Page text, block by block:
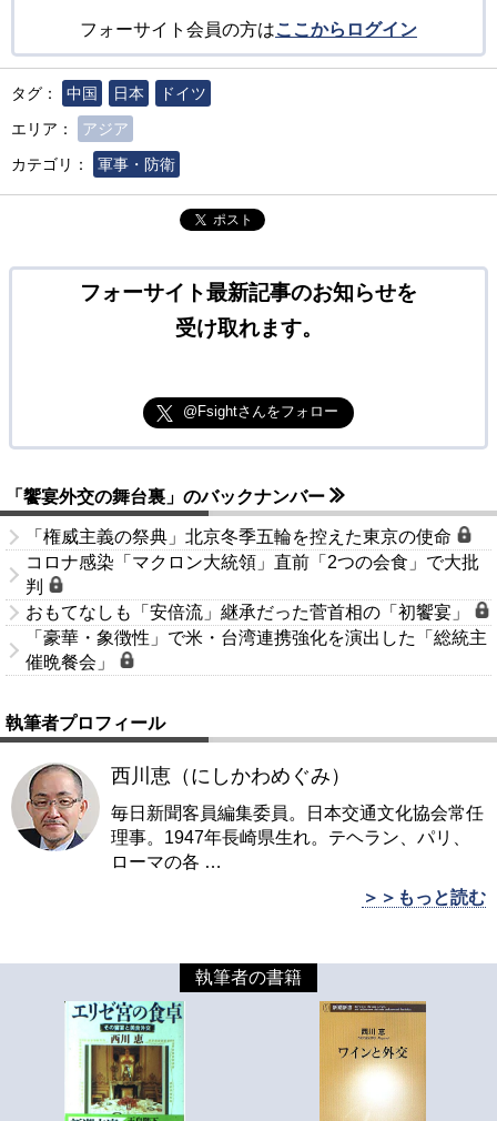
フォーサイト会員の方はここからログイン
タグ： 中国 日本
ドイツ
エリア：
アジア
カテゴリ：
軍事・防衛
ポスト
フォーサイト最新記事のお知らせを
受け取れます。
@Fsightさんをフォロー
「饗宴外交の舞台裏」のバックナンバー
「権威主義の祭典」北京冬季五輪を控えた東京の使命
コロナ感染「マクロン大統領」直前「2つの会食」で大批
判
おもてなしも「安倍流」継承だった菅首相の「初饗宴」
「豪華・象徴性」で米・台湾連携強化を演出した「総統主
催晩餐会」
執筆者プロフィール
西川恵（にしかわめぐみ）
毎日新聞客員編集委員。日本交通文化協会常任
理事。1947年長崎県生れ。テヘラン、パリ、
ローマの各 …
＞＞もっと読む
執筆者の書籍